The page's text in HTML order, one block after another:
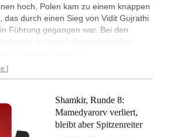
hoch, Polen kam zu einem knappen
das durch einen Sieg von Vidit Gujrathi
Führung gegangen war. Bei den
Shamkir, Runde 8:
Mamedyarorv verliert,
bleibt aber Spitzenreiter